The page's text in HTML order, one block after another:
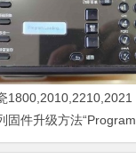
1800,2010,2210,2021
固件升级方法“Program
或者卡LOGO